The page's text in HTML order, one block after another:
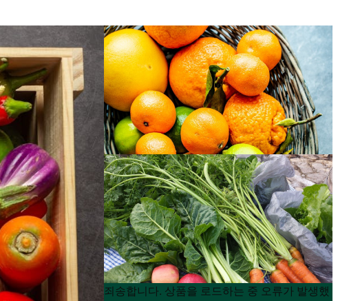
Product
Product
죄송합니다. 상품을 로드하는 중 오류가 발생했